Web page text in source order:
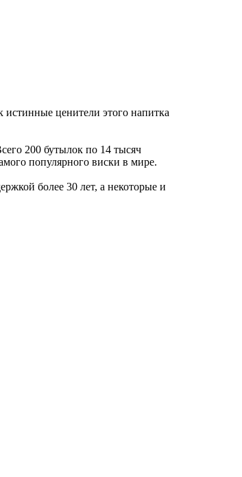
ценители этого напитка
200 бутылок по 14 тысяч
популярного виски в мире.
более 30 лет, а некоторые и